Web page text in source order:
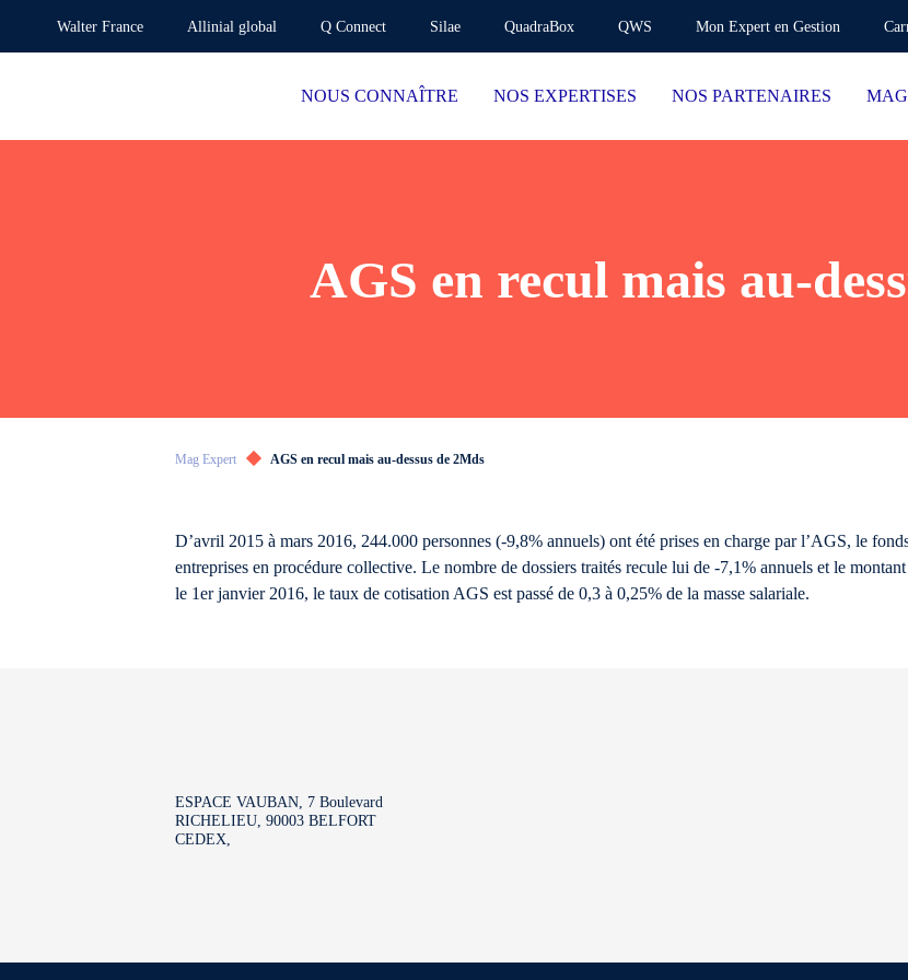
Walter France Allinial global Q Connect Silae QuadraBox QWS Mon Expert en Gestion
NOUS CONNAÎTRE NOS EXPERTISES NOS PARTENAIRES
AGS en recul mais au-
Mag Expert AGS en recul mais au-dessus de 2Mds
D’avril 2015 à mars 2016, 244.000 personnes (-9,8% annuels) ont été prises en charge par l’AGS, le
entreprises en procédure collective. Le nombre de dossiers traités recule lui de -7,1% annuels et le
le 1er janvier 2016, le taux de cotisation AGS est passé de 0,3 à 0,25% de la masse salariale.
ESPACE VAUBAN, 7 Boulevard
RICHELIEU, 90003 BELFORT
CEDEX,